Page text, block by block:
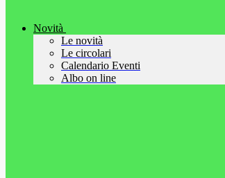
Novità
Le novità
Le circolari
Calendario Eventi
Albo on line